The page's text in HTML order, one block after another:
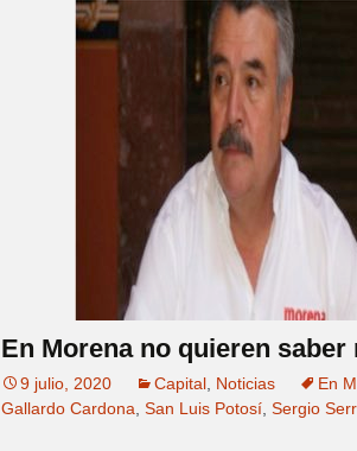
En Morena no quieren
9 julio, 2020 Capital Noticias
En
Gallardo Cardona San Luis Potosí Sergio